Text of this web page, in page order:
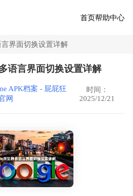
首页帮助中心
界面切换设置详解
语言界面切换设置详解
APK档案 - 屁屁狂
网
时间：
2025/12/21